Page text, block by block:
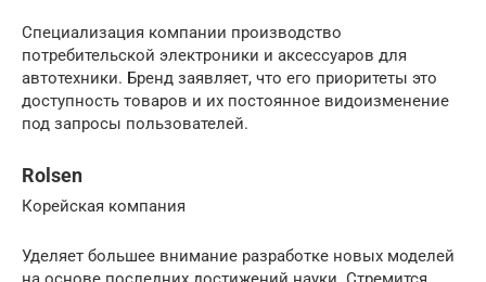
Специализация компании производство
потребительской электроники и аксессуаров для
автотехники. Бренд заявляет, что его приоритеты это
доступность товаров и их постоянное видоизменение
под запросы пользователей.
Rolsen
Корейская компания
Уделяет большее внимание разработке новых моделей